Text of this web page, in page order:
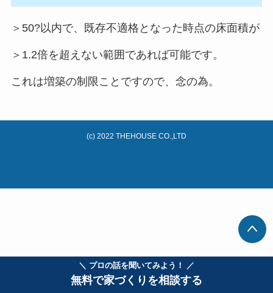
＼ プロの話を聞いてみよう！ ／
無料で家づくりを相談する
＞50?以内で、既存不適格となった時点の床面積が
＞1.2倍を超えない範囲であれば可能です。
これは増築の制限ことですので、念の為。
(c) 2022 THEHOUSE CO.,LTD